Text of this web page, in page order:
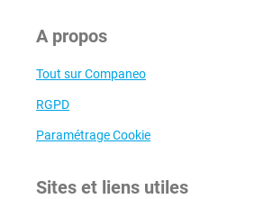
A propos
Tout sur Companeo
RGPD
Paramétrage Cookie
Sites et liens utiles